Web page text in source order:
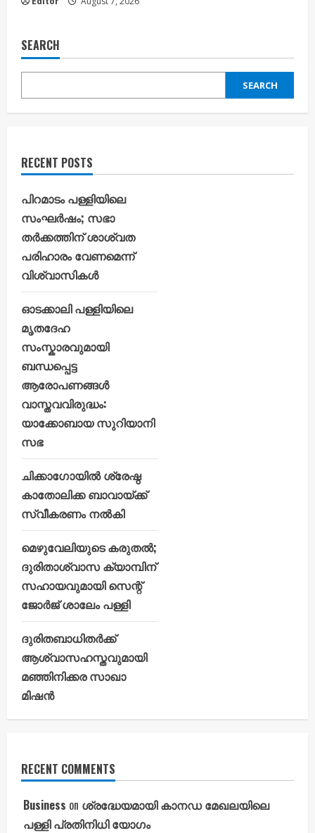
SEARCH
SEARCH
RECENT POSTS
പിറമാടം പള്ളിയിലെ
സംഘർഷം; സഭാ
തർക്കത്തിന് ശാശ്വത
പരിഹാരം വേണമെന്ന്
വിശ്വാസികൾ
ഓടക്കാലി പള്ളിയിലെ
മൃതദേഹ
സംസ്കാരവുമായി
ബന്ധപ്പെട്ട
ആരോപണങ്ങൾ
വാസ്തവവിരുദ്ധം:
യാക്കോബായ സുറിയാനി
സഭ
ചിക്കാഗോയിൽ ശ്രേഷ്ഠ
കാതോലിക്ക ബാവായ്ക്ക്
സ്വീകരണം നൽകി
മെഴുവേലിയുടെ കരുതൽ;
ദുരിതാശ്വാസ ക്യാമ്പിന്
സഹായവുമായി സെന്റ്
ജോർജ് ശാലേം പള്ളി
ദുരിതബാധിതർക്ക്
ആശ്വാസഹസ്തവുമായി
മഞ്ഞിനിക്കര സാഖാ
മിഷൻ
RECENT COMMENTS
Business on ശ്രദ്ധേയമായി കാനഡ മേഖലയിലെ
പള്ളി പ്രതിനിധി യോഗം